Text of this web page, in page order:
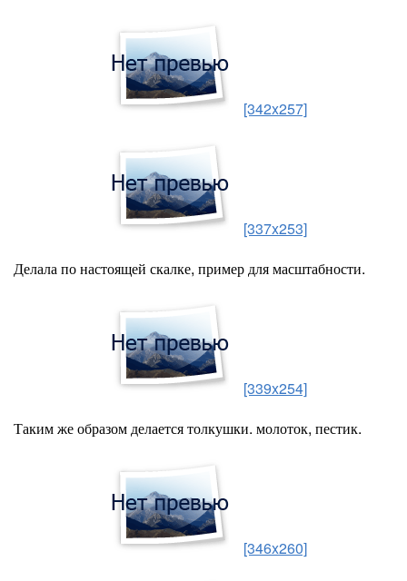
[342x257]
[337x253]
Делала по настоящей скалке, пример для масштабности.
[339x254]
Таким же образом делается толкушки. молоток, пестик.
[346x260]